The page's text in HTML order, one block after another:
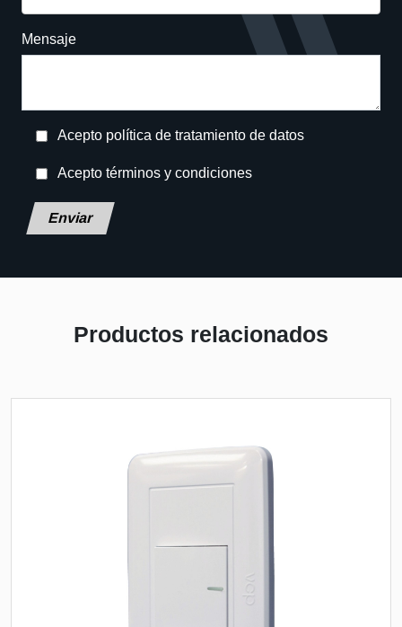
Mensaje
Acepto política de tratamiento de datos
Acepto términos y condiciones
Deja
este
en
Productos relacionados